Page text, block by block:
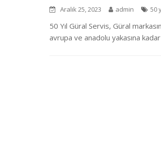
Aralık 25, 2023 admin 50
50 Yıl Güral Servis, Güral
avrupa ve anadolu yakasına